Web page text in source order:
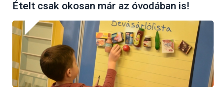
Ételt csak okosan már az óvodában is!